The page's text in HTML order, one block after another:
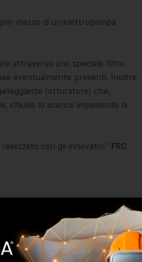
mezzo di un’elettropompa
attraverso uno speciale filtro
eventualmente presenti. Inoltre
(otturatore) che,
chiude lo scarico impedendo la
con gli innovativi “FRC
è dotato di: